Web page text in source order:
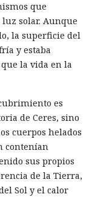
que
solar. Aunque
la superficie del
y estaba
la vida en la
es
de Ceres, sino
cuerpos helados
contenían
sus propios
de la Tierra,
Sol y el calor